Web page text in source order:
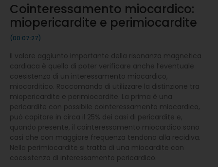
Cointeressamento miocardico:
miopericardite e perimiocardite
(00:07:27)
Il valore aggiunto importante della risonanza magnetica
cardiaca è quello di poter verificare anche l’eventuale
coesistenza di un interessamento miocardico,
miocarditico. Raccomando di utilizzare la distinzione tra
miopericardite e perimiocardite. La prima è una
pericardite con possibile cointeressamento miocardico,
può capitare in circa il 25% dei casi di pericardite e,
quando presente, il cointeressamento miocardico sono
casi che con maggiore frequenza tendono alla recidiva.
Nella perimiocardite si tratta di una miocardite con
coesistenza di interessamento pericardico.